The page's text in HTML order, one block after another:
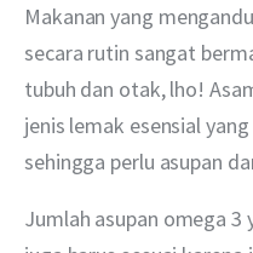
Berita
Layanan
Makanan yang
secara rutin sangat
tubuh dan otak, lho!
jenis lemak esensial
sehingga perlu asupan
Jumlah asupan omega 3